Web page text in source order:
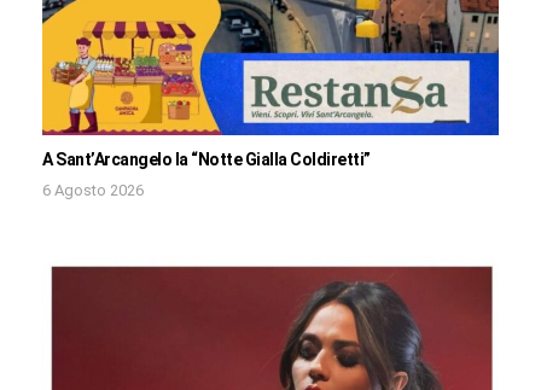
A Sant’Arcangelo la “Notte Gialla Coldiretti”
6 Agosto 2026